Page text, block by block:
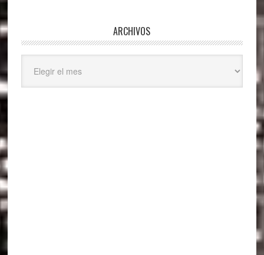
ARCHIVOS